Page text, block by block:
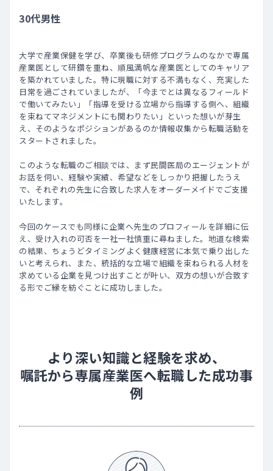
30代男性
大学で産業保健を学び、卒業後も研修プログラムのなかで専属
産業医として研鑽を重ね、順風満帆な産業医としてのキャリア
を築かれていました。特に現職に対する不満もなく、充実した
日常を過ごされていましたが、「今までとは異なるフィールド
で働いてみたい」「指導を受ける立場から指導する側へ、組織
を束ねてマネジメントにも関わりたい」といった想いが芽生
え、そのようなポジションがあるのか情報収集から転職活動を
スタートされました。
このような転職のご相談では、まず民間医局のエージェントが
お話を伺い、経験や実績、希望などをしっかり把握したうえ
で、それぞれの先生に合致した求人をオーダーメイドでご支援
いたします。
今回のケースでも同様に企業へ先生のプロフィールを詳細に伝
え、受け入れの可否を一社一社慎重に尋ねました。地道な検索
の結果、ちょうどタイミングよく健康経営に本気で乗り出した
いと考えられ、また、統括的な立場で組織を束ねられる人材を
求めている企業を見つけ出すことが叶い、双方の想いが合致す
る形でご縁を紡ぐことに成功しました。
より深い知識と経験を求め、
嘱託から専属産業医へ転職した成功事
例